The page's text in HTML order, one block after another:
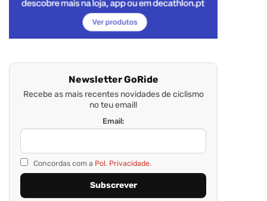
Newsletter GoRide
Recebe as mais recentes novidades de ciclismo
no teu email!
Email:
Concordas com a Pol. Privacidade.